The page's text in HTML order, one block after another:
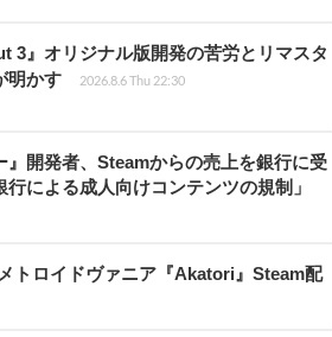
3』オリジナル版開発の苦労とリマスタ
明かす
2026.8.6 Thu 22:30
開発者、Steamからの売上を銀行に受
による成人向けコンテンツの規制」
トロイドヴァニア『Akatori』Steam配